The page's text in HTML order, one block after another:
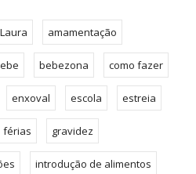
Laura amamentação
bebezona como fazer
enxoval escola estreia
férias gravidez
introdução de alimentos